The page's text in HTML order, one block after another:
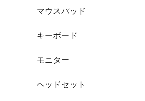
マウスパッド
キーボード
モニター
ヘッドセット